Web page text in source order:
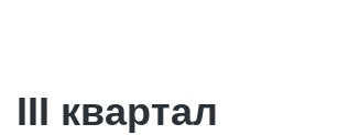
III квартал